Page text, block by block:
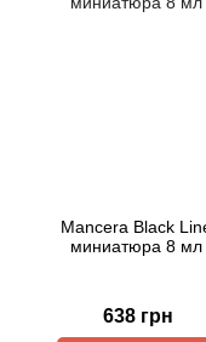
Mancera Black
миниатюра 8 мл
638 грн